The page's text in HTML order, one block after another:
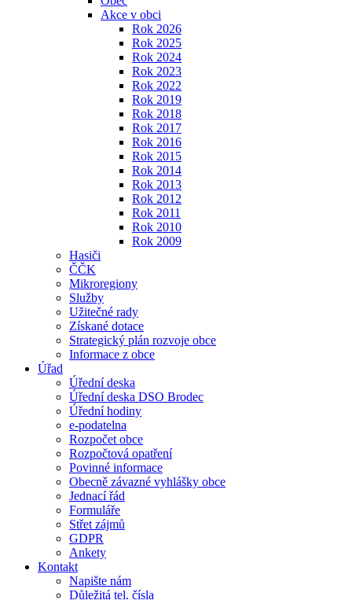
Akce v obci
Rok 2026
Rok 2025
Rok 2024
Rok 2023
Rok 2022
Rok 2019
Rok 2018
Rok 2017
Rok 2016
Rok 2015
Rok 2014
Rok 2013
Rok 2012
Rok 2011
Rok 2010
Rok 2009
Hasiči
ČČK
Mikroregiony
Služby
Užitečné rady
Získané dotace
Strategický plán rozvoje obce
Informace z obce
Úřad
Úřední deska
Úřední deska DSO Brodec
Úřední hodiny
e-podatelna
Rozpočet obce
Rozpočtová opatření
Povinné informace
Obecně závazné vyhlášky obce
Jednací řád
Formuláře
Střet zájmů
GDPR
Ankety
Kontakt
Napište nám
Důležitá tel. čísla